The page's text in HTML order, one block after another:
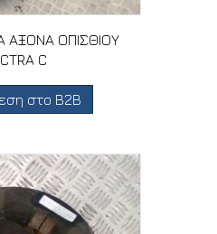
ΑΞΟΝΑ ΟΠΙΣΘΙΟΥ
C
στο B2B